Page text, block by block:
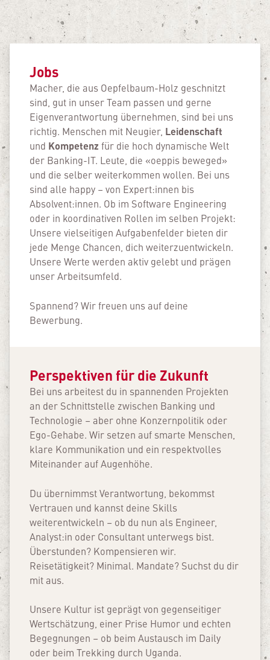
Jobs
Macher, die aus Oepfelbaum-Holz geschnitzt
sind, gut in unser Team passen und gerne
Eigen­verant­wortung über­nehmen, sind bei uns
richtig. Menschen mit Neugier, Leidenschaft
und Kompetenz für die hoch dynamische Welt
der Banking-IT. Leute, die «oeppis beweged»
und die selber weiterkom­men wollen. Bei uns
sind alle happy – von Expert:innen bis
Absolvent:innen. Ob im Software Engineering
oder in koordinativen Rollen im selben Projekt:
Unsere vielseitigen Aufgabenfelder bieten dir
jede Menge Chancen, dich weiterzuentwickeln.
Unsere Werte werden aktiv gelebt und prägen
unser Arbeitsumfeld.
Spannend? Wir freuen uns auf deine
Bewerbung.
Perspektiven für die Zukunft
Bei uns arbeitest du in spannenden Projekten
an der Schnittstelle zwischen Banking und
Technologie – aber ohne Konzernpolitik oder
Ego-Gehabe. Wir setzen auf smarte Menschen,
klare Kommunikation und ein respektvolles
Miteinander auf Augenhöhe.
Du übernimmst Verantwortung, bekommst
Vertrauen und kannst deine Skills
weiterentwickeln – ob du nun als Engineer,
Analyst:in oder Consultant unterwegs bist.
Überstunden? Kompensieren wir.
Reisetätigkeit? Minimal. Mandate? Suchst du dir
mit aus.
Unsere Kultur ist geprägt von gegenseitiger
Wertschätzung, einer Prise Humor und echten
Begegnungen – ob beim Austausch im Daily
oder beim Trekking durch Uganda.